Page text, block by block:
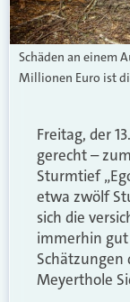
Schäden an einem
Millionen Euro ist
Freitag, der
gerecht –
Sturmtief
etwa zwölf
sich die
immerhin gut
Schätzungen
Meyerthole